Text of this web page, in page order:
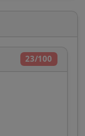
23/100